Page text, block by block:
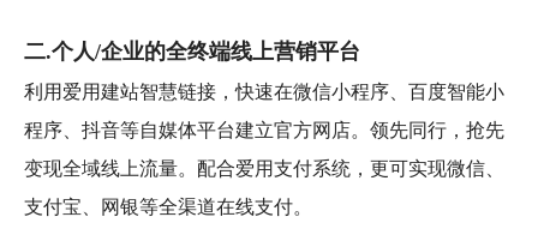
二.个人/企业的全终端线上营销平台
利用爱用建站智慧链接，快速在微信小程序、百度智能小
程序、抖音等自媒体平台建立官方网店。领先同行，抢先
变现全域线上流量。配合爱用支付系统，更可实现微信、
支付宝、网银等全渠道在线支付。